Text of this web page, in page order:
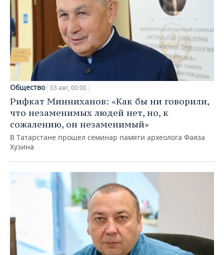
Общество 03 авг, 00:00
Рифкат Минниханов: «Как бы ни говорили,
что незаменимых людей нет, но, к
сожалению, он незаменимый»
В Татарстане прошел семинар памяти археолога Фаяза
Хузина